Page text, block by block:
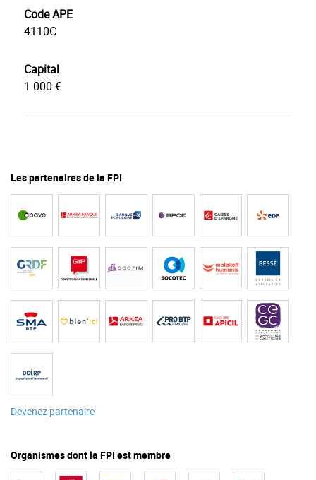
Code APE
4110C
Capital
1 000 €
Les partenaires de la FPI
Devenez partenaire
Organismes dont la FPI est membre